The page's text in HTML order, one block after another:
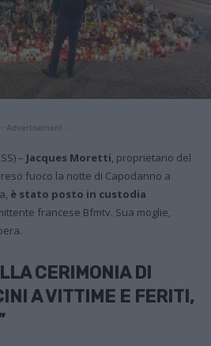
- Advertisement -
– Jacques Moretti, proprietario del
fuoco la notte di Capodanno a
è stato posto in custodia
francese Bfmtv. Sua moglie,
CERIMONIA DI
A VITTIME E FERITI,